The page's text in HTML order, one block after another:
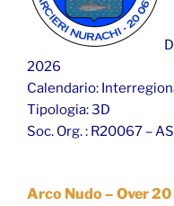
2026
Calendario:
Tipologia: 3D
Soc. Org. : R20067 –
Arco Nudo – Over